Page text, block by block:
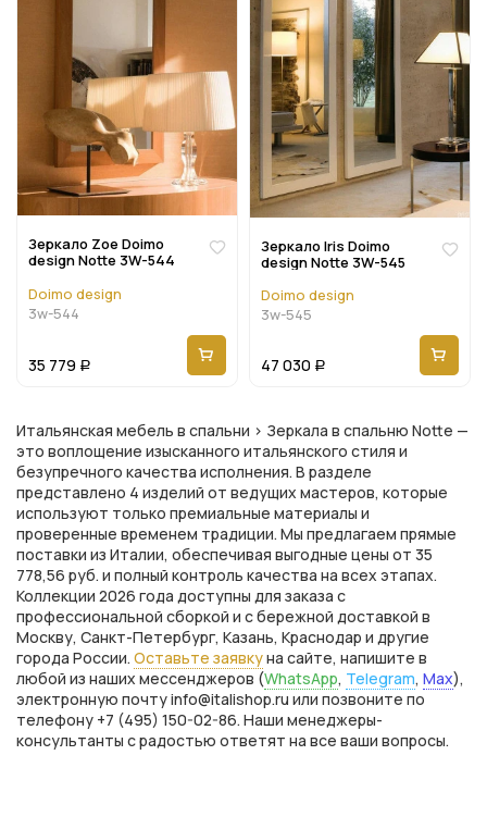
Зеркало Zoe Doimo
design Notte 3W-544
Doimo design
3w-544
35 779 Р
Зеркало Iris Doimo
design Notte 3W-545
Doimo design
3w-545
47 030 Р
Итальянская мебель в спальни > Зеркала в спальню Notte —
это воплощение изысканного итальянского стиля и
безупречного качества исполнения. В разделе
представлено 4 изделий от ведущих мастеров, которые
используют только премиальные материалы и
проверенные временем традиции. Мы предлагаем прямые
поставки из Италии, обеспечивая выгодные цены от 35
778,56 руб. и полный контроль качества на всех этапах.
Коллекции 2026 года доступны для заказа с
профессиональной сборкой и с бережной доставкой в
Москву, Санкт-Петербург, Казань, Краснодар и другие
города России. Оставьте заявкуна сайте, напишите в
любой из наших мессенджеров (WhatsApp, Telegram, Max),
электронную почту info@italishop.ru или позвоните по
телефону +7 (495) 150-02-86. Наши менеджеры-
консультанты с радостью ответят на все ваши вопросы.